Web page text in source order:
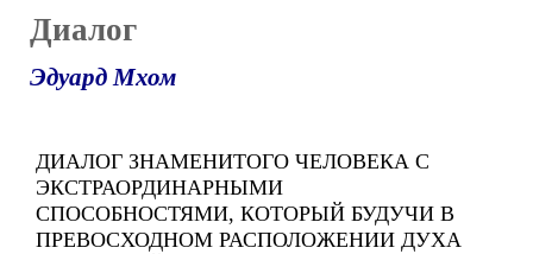
Диалог
Эдуард Мхом
ДИАЛОГ ЗНАМЕНИТОГО ЧЕЛОВЕКА С
ЭКСТРАОРДИНАРНЫМИ
СПОСОБНОСТЯМИ, КОТОРЫЙ БУДУЧИ В
ПРЕВОСХОДНОМ РАСПОЛОЖЕНИИ ДУХА